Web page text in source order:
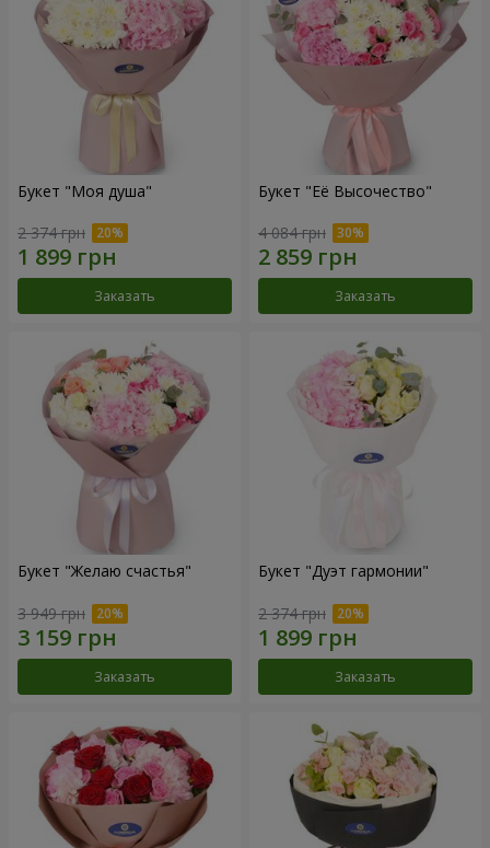
Букет "Моя душа"
2 374 грн
Заказать
Букет "Её Высочество"
4 084 грн
Заказать
Букет "Желаю счастья"
3 949 грн
Заказать
Букет "Дуэт гармонии"
2 374 грн
Заказать